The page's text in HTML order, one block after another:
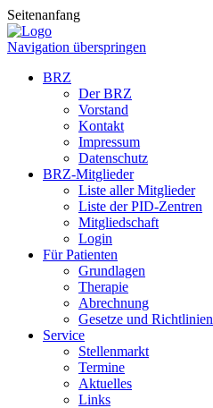
Seitenanfang
Navigation überspringen
BRZ
Der BRZ
Vorstand
Kontakt
Impressum
Datenschutz
BRZ-Mitglieder
Liste aller Mitglieder
Liste der PID-Zentren
Mitgliedschaft
Login
Für Patienten
Grundlagen
Therapie
Abrechnung
Gesetze und Richtlinien
Service
Stellenmarkt
Termine
Aktuelles
Links